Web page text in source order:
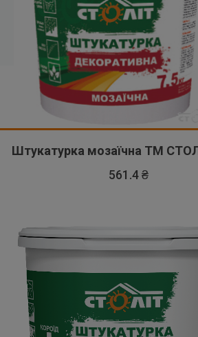
Штукатурка мозаїчна ТМ
561.4 ₴